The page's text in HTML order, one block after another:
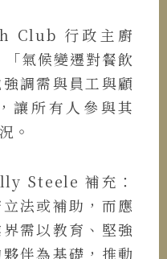
Club 行政主廚
氣候變遷對餐飲
調需與員工與顧
讓所有人參與其
。
Steele 補充：
法或補助，而應
需以教育、堅強
伴為基礎，推動